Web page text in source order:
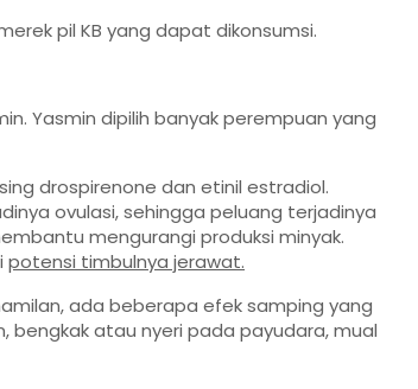
pil KB yang dapat dikonsumsi.
Yasmin dipilih banyak perempuan yang
drospirenone dan etinil estradiol.
ovulasi, sehingga peluang terjadinya
mengurangi produksi minyak.
potensi timbulnya jerawat.
ada beberapa efek samping yang
bengkak atau nyeri pada payudara, mual